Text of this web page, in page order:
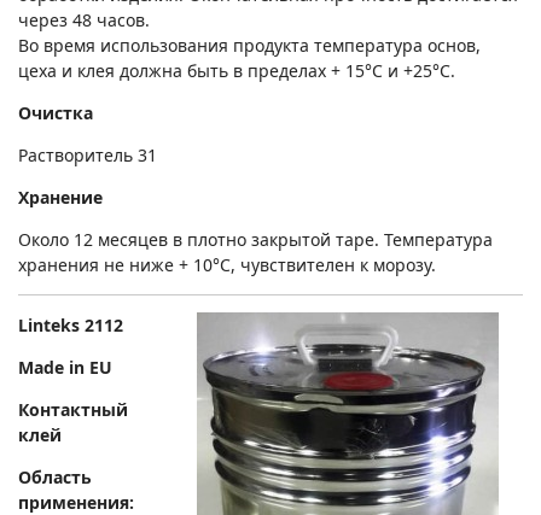
через 48 часов.
Во время использования продукта температура основ,
цеха и клея должна быть в пределах + 15°С и +25°С.
Очистка
Растворитель 31
Хранение
Около 12 месяцев в плотно закрытой таре. Температура
хранения не ниже + 10°С, чувствителен к морозу.
Linteks 2112
Made in EU
Контактный
клей
Область
применения: